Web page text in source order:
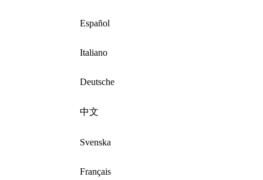
Español
Italiano
Deutsche
中文
Svenska
Français